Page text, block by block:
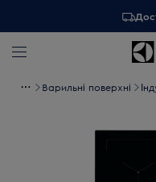
Варильні поверхні